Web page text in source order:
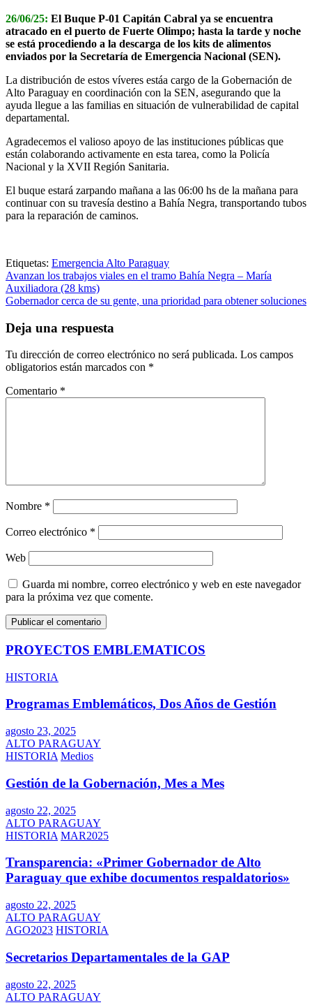
26/06/25: El Buque P-01 Capitán Cabral ya se encuentra
atracado en el puerto de Fuerte Olimpo; hasta la tarde y noche
se está procediendo a la descarga de los kits de alimentos
enviados por la Secretaría de Emergencia Nacional (SEN).
La distribución de estos víveres estáa cargo de la Gobernación de
Alto Paraguay en coordinación con la SEN, asegurando que la
ayuda llegue a las familias en situación de vulnerabilidad de capital
departamental.
Agradecemos el valioso apoyo de las instituciones públicas que
están colaborando activamente en esta tarea, como la Policía
Nacional y la XVII Región Sanitaria.
El buque estará zarpando mañana a las 06:00 hs de la mañana para
continuar con su travesía destino a Bahía Negra, transportando tubos
para la reparación de caminos.
Etiquetas: Emergencia Alto Paraguay
Navegación
de
Avanzan los trabajos viales en el tramo Bahía Negra – María
Auxiliadora (28 kms)
Gobernador cerca de su gente, una prioridad para obtener soluciones
Deja una respuesta
Tu dirección de correo electrónico no será publicada. Los campos
obligatorios están marcados con *
Comentario *
Nombre *
Correo electrónico *
Web
Guarda mi nombre, correo electrónico y web en este navegador
para la próxima vez que comente.
PROYECTOS EMBLEMATICOS
HISTORIA
Programas Emblemáticos, Dos Años de Gestión
agosto 23, 2025
ALTO PARAGUAY
HISTORIA Medios
Gestión de la Gobernación, Mes a Mes
agosto 22, 2025
ALTO PARAGUAY
HISTORIA MAR2025
Transparencia: «Primer Gobernador de Alto
Paraguay que exhibe documentos respaldatorios»
agosto 22, 2025
ALTO PARAGUAY
AGO2023 HISTORIA
Secretarios Departamentales de la GAP
agosto 22, 2025
ALTO PARAGUAY